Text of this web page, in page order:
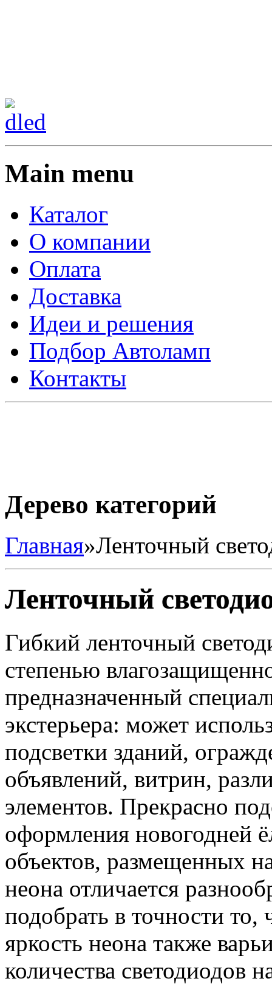
Main menu
Каталог
О компании
Оплата
Доставка
Идеи и решения
Подбор Автоламп
Контакты
Дерево категорий
Главная»Ленточный
Ленточный
Гибкий ленточный
степенью
предназначенный
экстерьера: может
подсветки зданий,
объявлений, витрин,
элементов. Прекрасно
оформления новогодней
объектов, размещенных
неона отличается
подобрать в точности
яркость неона также
количества светодиодов